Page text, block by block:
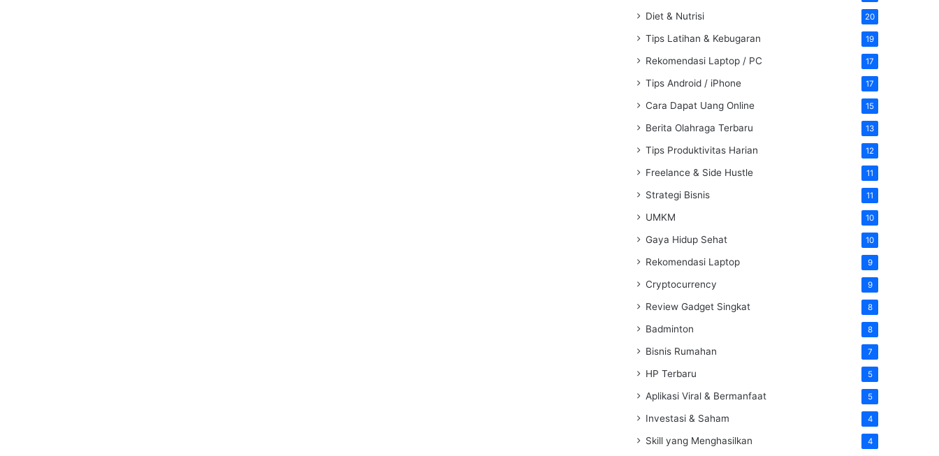
Diet & Nutrisi 20
Tips Latihan & Kebugaran 19
Rekomendasi Laptop / PC 17
Tips Android / iPhone 17
Cara Dapat Uang Online 15
Berita Olahraga Terbaru 13
Tips Produktivitas Harian 12
Freelance & Side Hustle 11
Strategi Bisnis 11
UMKM 10
Gaya Hidup Sehat 10
Rekomendasi Laptop 9
Cryptocurrency 9
Review Gadget Singkat 8
Badminton 8
Bisnis Rumahan 7
HP Terbaru 5
Aplikasi Viral & Bermanfaat 5
Investasi & Saham 4
Skill yang Menghasilkan 4